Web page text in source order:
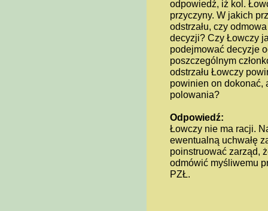
odpowiedź, iż kol.
przyczyny. W jakich
odstrzału, czy
decyzji? Czy Łowczy
podejmować decyzje
poszczególnym
odstrzału Łowczy
powinien on dokonać,
polowania?
Odpowiedź:
Łowczy nie ma racji.
ewentualną uchwałę
poinstruować zarząd,
odmówić myśliwemu
PZŁ.